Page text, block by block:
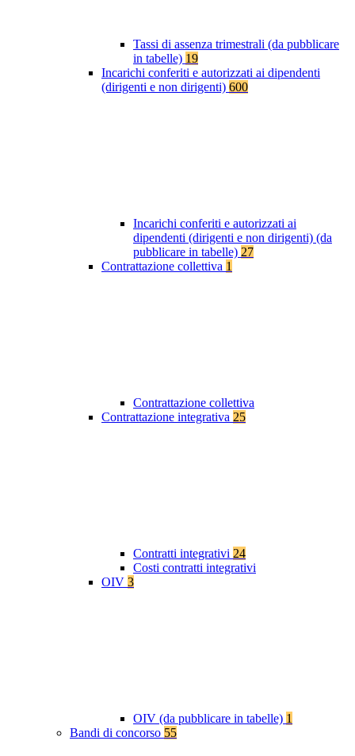
Tassi di assenza trimestrali (da pubblicare
in tabelle) 19
Incarichi conferiti e autorizzati ai dipendenti
(dirigenti e non dirigenti) 600
Incarichi conferiti e autorizzati ai
dipendenti (dirigenti e non dirigenti) (da
pubblicare in tabelle) 27
Contrattazione collettiva 1
Contrattazione collettiva
Contrattazione integrativa 25
Contratti integrativi 24
Costi contratti integrativi
OIV 3
OIV (da pubblicare in tabelle) 1
Bandi di concorso 55